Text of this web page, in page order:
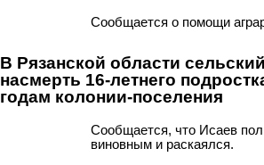
Сообщается о помощи
В Рязанской области
насмерть 16-летнего
годам колонии-поселения
Сообщается, что Исаев
виновным и раскаялся.